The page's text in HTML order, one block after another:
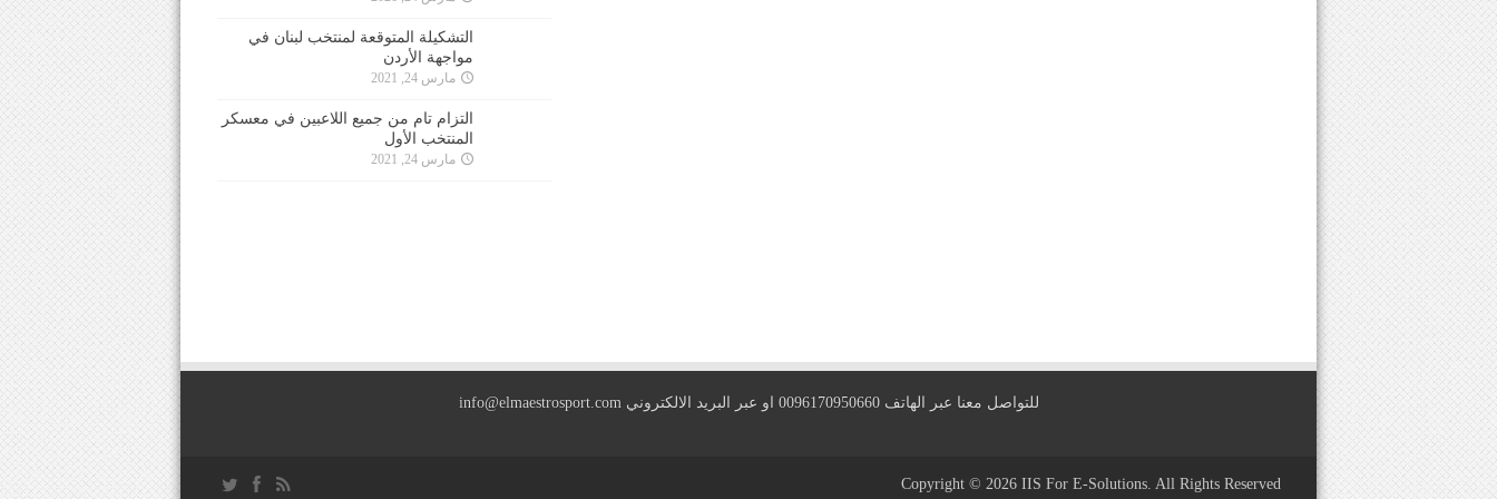
التشكيلة المتوقعة لمنتخب لبنان في
مواجهة الأردن
مارس 24, 2021
التزام تام من جميع اللاعبين في معسكر
المنتخب الأول
مارس 24, 2021
للتواصل معنا عبر الهاتف 0096170950660 او عبر البريد الالكتروني info@elmaestrosport.com
Copyright © 2026 IIS For E-Solutions. All Rights Reserved